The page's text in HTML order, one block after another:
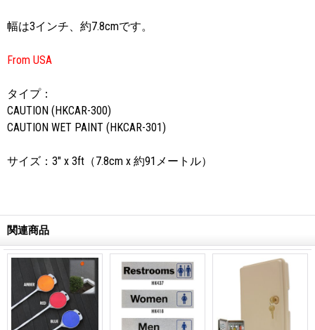
幅は3インチ、約7.8cmです。
From USA
タイプ：
CAUTION (HKCAR-300)
CAUTION WET PAINT (HKCAR-301)
サイズ：3" x 3ft（7.8cm x 約91メートル）
関連商品